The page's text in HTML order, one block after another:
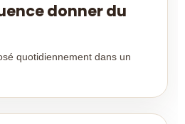
donner du
quotidiennement dans un